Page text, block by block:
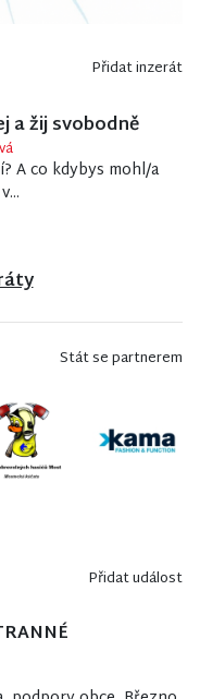
Přidat inzerát
a žij svobodně
A co kdybys mohl/a
Stát se partnerem
Přidat událost